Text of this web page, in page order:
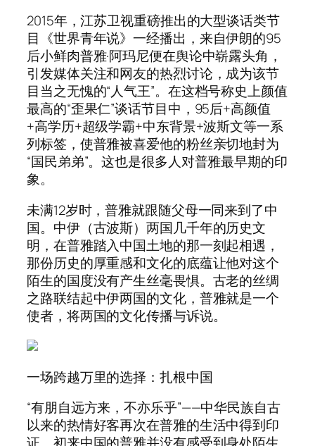
2015年，江苏卫视重磅推出的大型谈话类节
目《世界青年说》一经播出，来自伊朗的95
后小鲜肉普雅·阿玛尼便在舆论中崭露头角，
引发媒体关注和网友的热烈讨论，成为该节
目当之无愧的“人气王”。在这档号称史上颜值
最高的“歪果仁”谈话节目中，95后+高颜值
+高学历+超级学霸+中东背景+波斯文等一系
列标签，使普雅被喜爱他的粉丝亲切地封为
“国民弟弟”。这也是很多人对普雅最早期的印
象。
未满12岁时，普雅就跟随父母一同来到了中
国。中伊（古波斯）两国几千年的历史文
明，在普雅踏入中国土地的那一刻起相遇，
那份历史的厚重感和文化的底蕴让他对这个
陌生的国度没有产生丝毫畏惧。古老的丝绸
之路联结起中伊两国的文化，普雅就是一个
使者，将两国的文化传播与诉说。
一场跨越万里的选择：扎根中国
“有朋自远方来，不亦乐乎”——中华民族自古
以来的热情好客再次在普雅的生活中得到印